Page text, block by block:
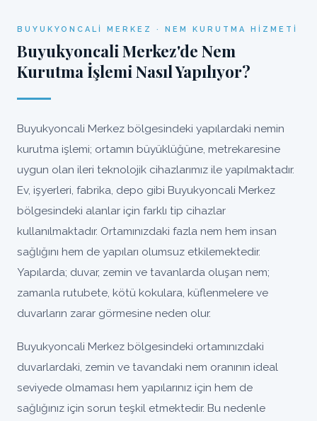
BUYUKYONCALI MERKEZ · NEM KURUTMA HIZMETI
Buyukyoncali Merkez'de Nem
Kurutma İşlemi Nasıl Yapılıyor?
Buyukyoncali Merkez bölgesindeki yapılardaki nemin
kurutma işlemi; ortamın büyüklüğüne, metrekaresine
uygun olan ileri teknolojik cihazlarımız ile yapılmaktadır.
Ev, işyerleri, fabrika, depo gibi Buyukyoncali Merkez
bölgesindeki alanlar için farklı tip cihazlar
kullanılmaktadır. Ortamınızdaki fazla nem hem insan
sağlığını hem de yapıları olumsuz etkilemektedir.
Yapılarda; duvar, zemin ve tavanlarda oluşan nem;
zamanla rutubete, kötü kokulara, küflenmelere ve
duvarların zarar görmesine neden olur.
Buyukyoncali Merkez bölgesindeki ortamınızdaki
duvarlardaki, zemin ve tavandaki nem oranının ideal
seviyede olmaması hem yapılarınız için hem de
sağlığınız için sorun teşkil etmektedir. Bu nedenle